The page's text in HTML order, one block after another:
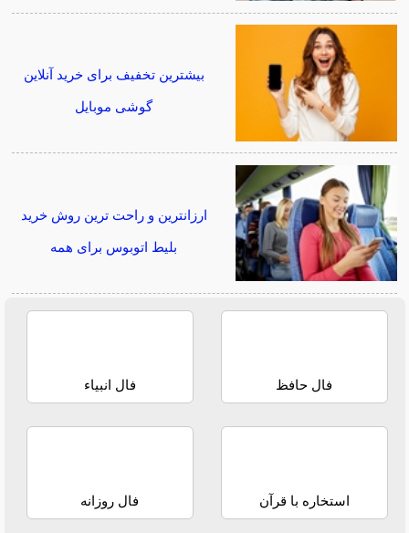
بیشترین تخفیف برای خرید آنلاین
گوشی موبایل
ارزانترین و راحت ترین روش خرید
بلیط اتوبوس برای همه
فال حافظ فال انبیاء
استخاره با قرآن فال روزانه